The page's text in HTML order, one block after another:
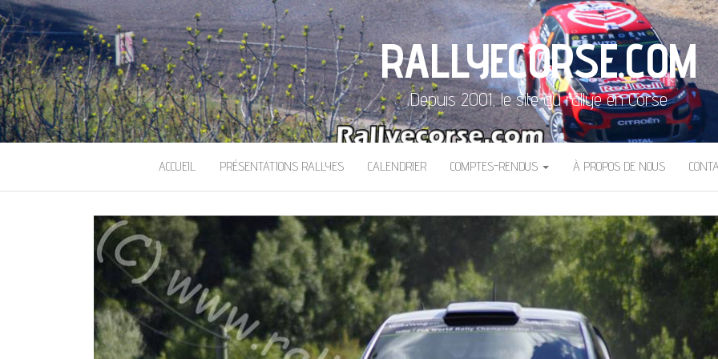
RALLYECORSE.COM
Depuis 2001, le site du rallye en Corse
ACCUEIL PRÉSENTATIONS RALLYES CALENDRIER COMPTES-RENDUS À PROPOS DE NOUS